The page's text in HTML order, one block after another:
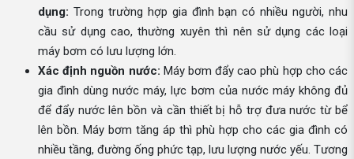
dụng: Trong trường hợp gia đình bạn có nhiều người, nhu
cầu sử dụng cao, thường xuyên thì nên sử dụng các loại
máy bơm có lưu lượng lớn.
Xác định nguồn nước: Máy bơm đẩy cao phù hợp cho các
gia đình dùng nước máy, lực bơm của nước máy không đủ
để đẩy nước lên bồn và cần thiết bị hỗ trợ đưa nước từ bể
lên bồn. Máy bơm tăng áp thì phù hợp cho các gia đình có
nhiều tầng, đường ống phức tạp, lưu lượng nước yếu. Tương